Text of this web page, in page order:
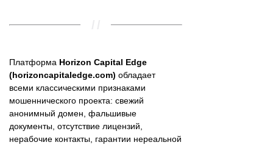
Платформа Horizon Capital Edge
(horizoncapitaledge.com) обладает
всеми классическими признаками
мошеннического проекта: свежий
анонимный домен, фальшивые
документы, отсутствие лицензий,
нерабочие контакты, гарантии нереальной